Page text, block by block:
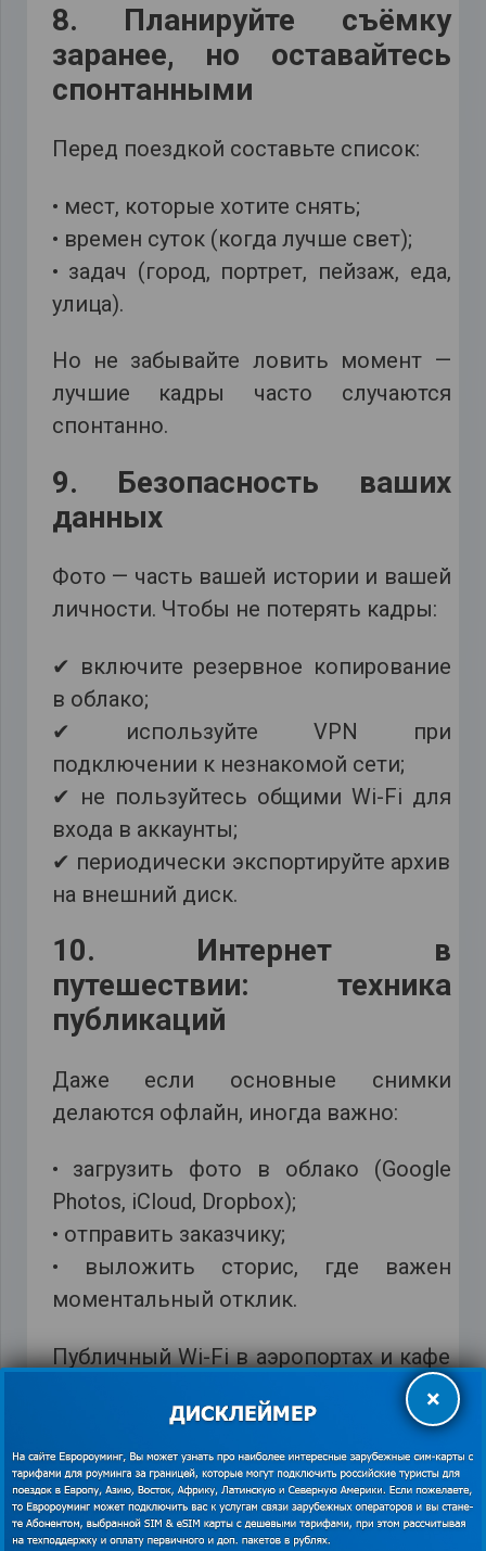
8. Планируйте съёмку
заранее, но оставайтесь
спонтанными
Перед поездкой составьте список:
• мест, которые хотите снять;
• времен суток (когда лучше свет);
• задач (город, портрет, пейзаж, еда,
улица).
Но не забывайте ловить момент —
лучшие кадры часто случаются
спонтанно.
9. Безопасность ваших
данных
Фото — часть вашей истории и вашей
личности. Чтобы не потерять кадры:
✔ включите резервное копирование
в облако;
✔ используйте VPN при
подключении к незнакомой сети;
✔ не пользуйтесь общими Wi-Fi для
входа в аккаунты;
✔ периодически экспортируйте архив
на внешний диск.
10. Интернет в
путешествии: техника
публикаций
Даже если основные снимки
делаются офлайн, иногда важно:
• загрузить фото в облако (Google
Photos, iCloud, Dropbox);
• отправить заказчику;
• выложить сторис, где важен
моментальный отклик.
Публичный Wi-Fi в аэропортах и кафе
часто нестабилен и небезопасен для
загрузки больших объёмов данных.
Поэтому лучше иметь надёжное
мобильное подключение, особенно
если фото важны.
×